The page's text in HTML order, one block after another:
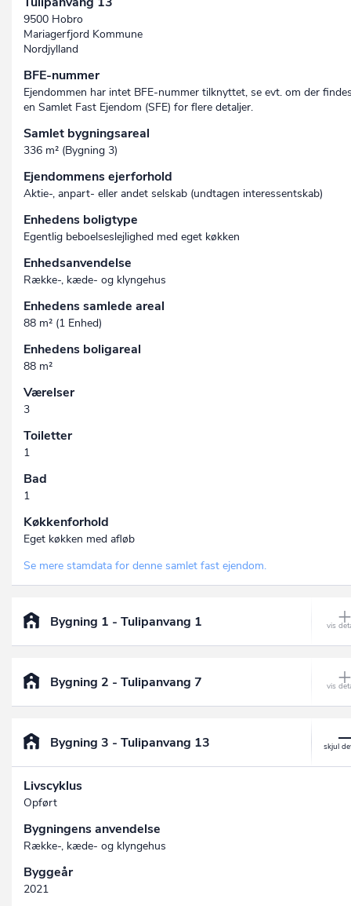
9500 Hobro
Mariagerfjord Kommune
Nordjylland
BFE-nummer
Ejendommen har intet BFE-nummer tilknyttet, se evt. om der
en Samlet Fast Ejendom (SFE) for flere detaljer.
Samlet bygningsareal
336 m² (Bygning 3)
Ejendommens ejerforhold
Aktie-, anpart- eller andet selskab (undtagen interessent­skab)
Enhedens boligtype
Egentlig beboelseslejlighed med eget køkken
Enhedsanvendelse
Række-, kæde- og klyngehus
Enhedens samlede areal
88 m² (1 Enhed)
Enhedens boligareal
88 m²
Værelser
3
Toiletter
1
Bad
1
Køkkenforhold
Eget køkken med afløb
Se mere stamdata for denne samlet fast ejendom.
Bygning 1 - Tulipanvang 1
Bygning 2 - Tulipanvang 7
Bygning 3 - Tulipanvang 13
Livscyklus
Opført
Bygningens anvendelse
Række-, kæde- og klyngehus
Byggeår
2021